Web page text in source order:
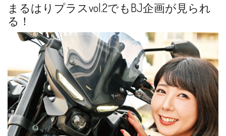
まるはりプラスvol.2でもBJ企画が見られ
る！